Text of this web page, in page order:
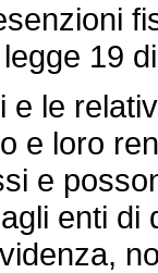
legge 19
le
e loro
e
enti